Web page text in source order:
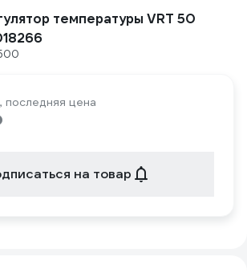
температуры VRT 50
последняя цена
на товар